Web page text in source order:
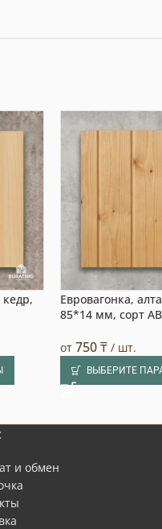
кедр,
Евровагонка,
85*14 мм, сорт AB
от750₸ / шт.
ВЫБЕРИТЕ
и обмен